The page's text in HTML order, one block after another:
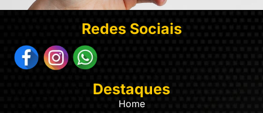
Redes Sociais
Destaques
Home